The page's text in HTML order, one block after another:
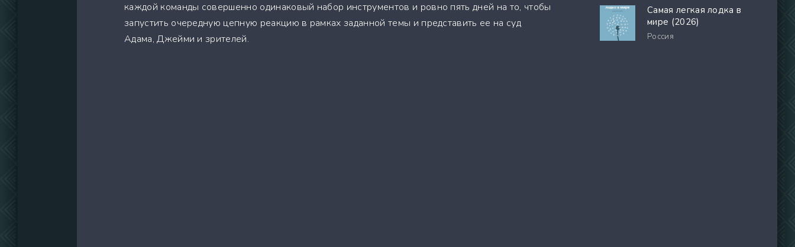
(39129)
(737)
каждой команды совершенно одинаковый набор инструментов и ровно пять дней на то, чтобы
запустить очередную цепную реакцию в рамках заданной темы и представить ее на суд
Адама, Джейми и зрителей.
Самая легкая лодка в
мире (2026)
Россия